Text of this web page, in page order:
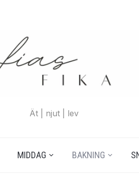
Ät | njut | lev
MIDDAG BAKNING